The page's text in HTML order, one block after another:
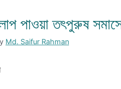
পাওয়া তৎপুরুষ
Md. Saifur Rahman